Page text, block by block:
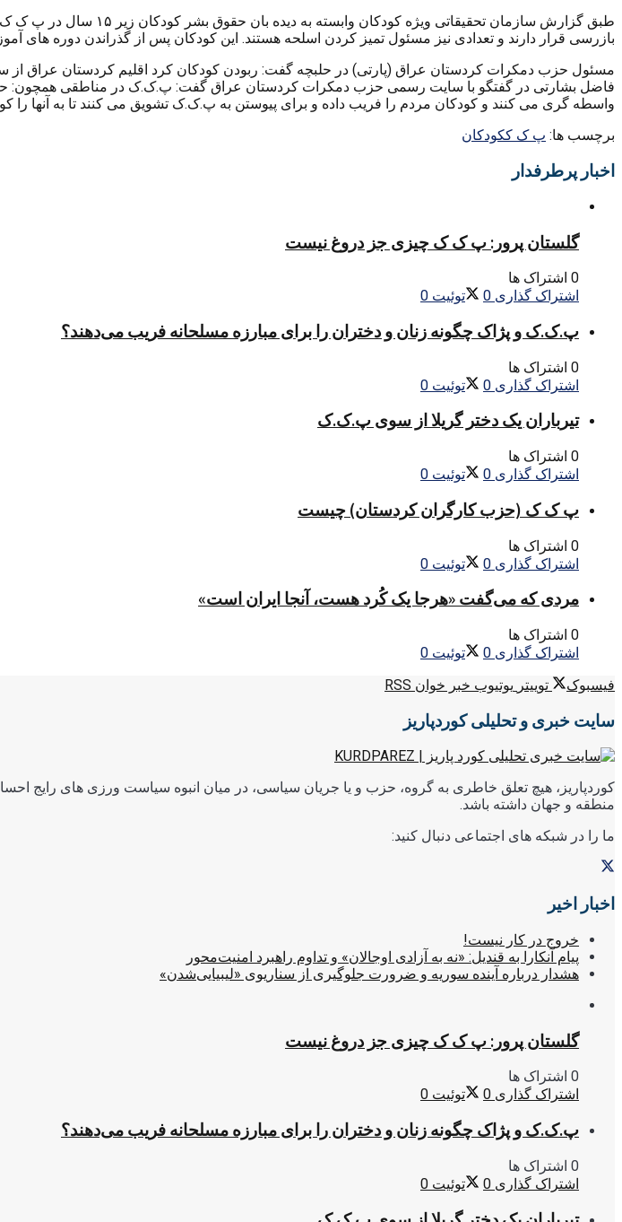
طبق گزارش سازمان
بازرسی قرار دارند و تعدادی نیز مسئول تمیز کردن اسلحه هستند. این کودکان پس از گذراندن دوره های
مسئول حزب دمکرات کردستان عراق (پارتی) در حلبچه گفت: ربودن کودکان کرد اقلیم کردستان عراق از
فاضل بشارتی در گفتگو با سایت رسمی حزب دمکرات کردستان عراق گفت: پ.ک.ک در مناطقی همچون:
واسطه گری می کنند و کودکان مردم را فریب داده و برای پیوستن به پ.ک.ک تشویق می کنند تا به آنها را
برچسب ها: پ ک ککودکان
اخبار پرطرفدار
گلستان پرور: پ ک ک چیزی جز دروغ نیست
0 اشتراک ها
اشتراک گذاری 0 توئیت 0
پ.ک.ک و پژاک چگونه زنان و دختران را برای مبارزه مسلحانه فریب می‌دهند؟
0 اشتراک ها
اشتراک گذاری 0 توئیت 0
تیرباران یک دختر گریلا از سوی پ.ک.ک
0 اشتراک ها
اشتراک گذاری 0 توئیت 0
پ ک ک (حزب کارگران کردستان) چیست
0 اشتراک ها
اشتراک گذاری 0 توئیت 0
مردی که می‌گفت «هرجا یک کُرد هست، آنجا ایران است»
0 اشتراک ها
اشتراک گذاری 0 توئیت 0
فیسبوک
توییتر یوتیوب خبر خوان RSS
سایت خبری و تحلیلی کوردپاریز
کوردپاریز، هیچ تعلق خاطری به گروه، حزب و یا جریان سیاسی، در میان انبوه سیاست ورزی های رایج
منطقه و جهان داشته باشد.
ما را در شبکه های اجتماعی دنبال کنید:
اخبار اخیر
خروج در کار نیست!
پیام آنکارا به قندیل: «نه به آزادی اوجالان» و تداوم راهبرد امنیت‌محور
هشدار درباره آینده سوریه و ضرورت جلوگیری از سناریوی «لیبیایی‌شدن»
گلستان پرور: پ ک ک چیزی جز دروغ نیست
0 اشتراک ها
اشتراک گذاری 0 توئیت 0
پ.ک.ک و پژاک چگونه زنان و دختران را برای مبارزه مسلحانه فریب می‌دهند؟
0 اشتراک ها
اشتراک گذاری 0 توئیت 0